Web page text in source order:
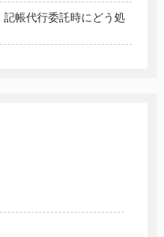
帳代行委託時にどう処